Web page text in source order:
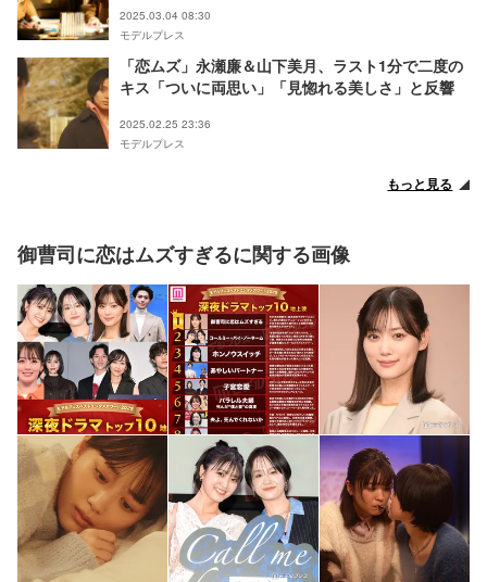
2025.03.04 08:30
モデルプレス
「恋ムズ」永瀬廉＆山下美月、ラスト1分で二度の
キス「ついに両思い」「見惚れる美しさ」と反響
2025.02.25 23:36
モデルプレス
もっと見る
御曹司に恋はムズすぎるに関する画像